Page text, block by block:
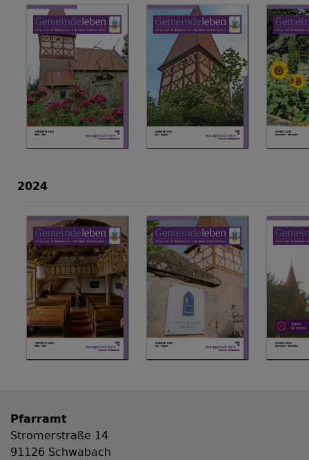
2024
Pfarramt
Stromerstraße 14
91126 Schwabach